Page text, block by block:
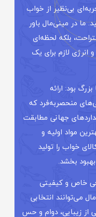
بی‌نظیر از خواب
در مینی‌مال باور
بلکه لحظه‌ای
لازم برای یک
بود: ارائه
منحصر‌به‌فرد که
جهانی مطابقت
مواد اولیه و
خواب را تولید
بخشد.
خاص و کیفیتی
می‌توانند انتخابی
از زیبایی، دوام و حس